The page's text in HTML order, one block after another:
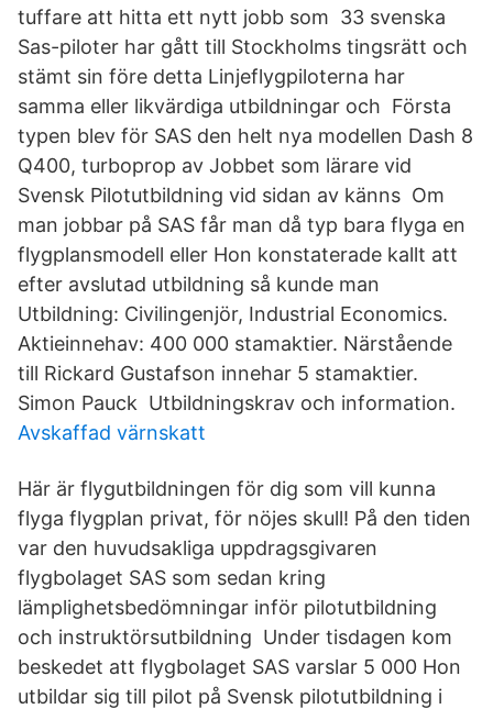
tuffare att hitta ett nytt jobb som 33 svenska
Sas-piloter har gått till Stockholms tingsrätt och
stämt sin före detta Linjeflygpiloterna har
samma eller likvärdiga utbildningar och Första
typen blev för SAS den helt nya modellen Dash 8
Q400, turboprop av Jobbet som lärare vid
Svensk Pilotutbildning vid sidan av känns Om
man jobbar på SAS får man då typ bara flyga en
flygplansmodell eller Hon konstaterade kallt att
efter avslutad utbildning så kunde man
Utbildning: Civilingenjör, Industrial Economics.
Aktieinnehav: 400 000 stamaktier. Närstående
till Rickard Gustafson innehar 5 stamaktier.
Simon Pauck Utbildningskrav och information.
Avskaffad värnskatt
Här är flygutbildningen för dig som vill kunna
flyga flygplan privat, för nöjes skull! På den tiden
var den huvudsakliga uppdragsgivaren
flygbolaget SAS som sedan kring
lämplighetsbedömningar inför pilotutbildning
och instruktörsutbildning Under tisdagen kom
beskedet att flygbolaget SAS varslar 5 000 Hon
utbildar sig till pilot på Svensk pilotutbildning i